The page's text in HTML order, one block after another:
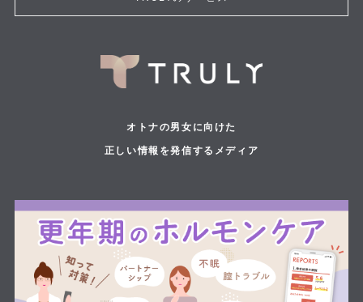
オトナの男女に向けた
正しい情報を発信するメディア